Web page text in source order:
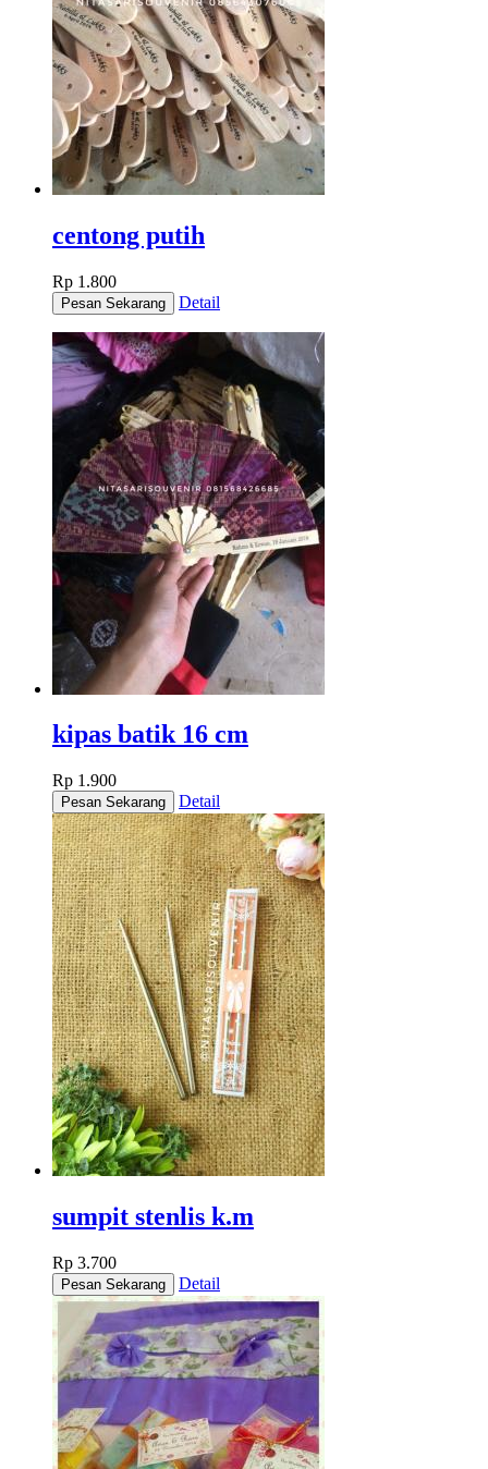
centong putih
Rp 1.800
Detail
kipas batik 16 cm
Rp 1.900
Detail
sumpit stenlis k.m
Rp 3.700
Detail